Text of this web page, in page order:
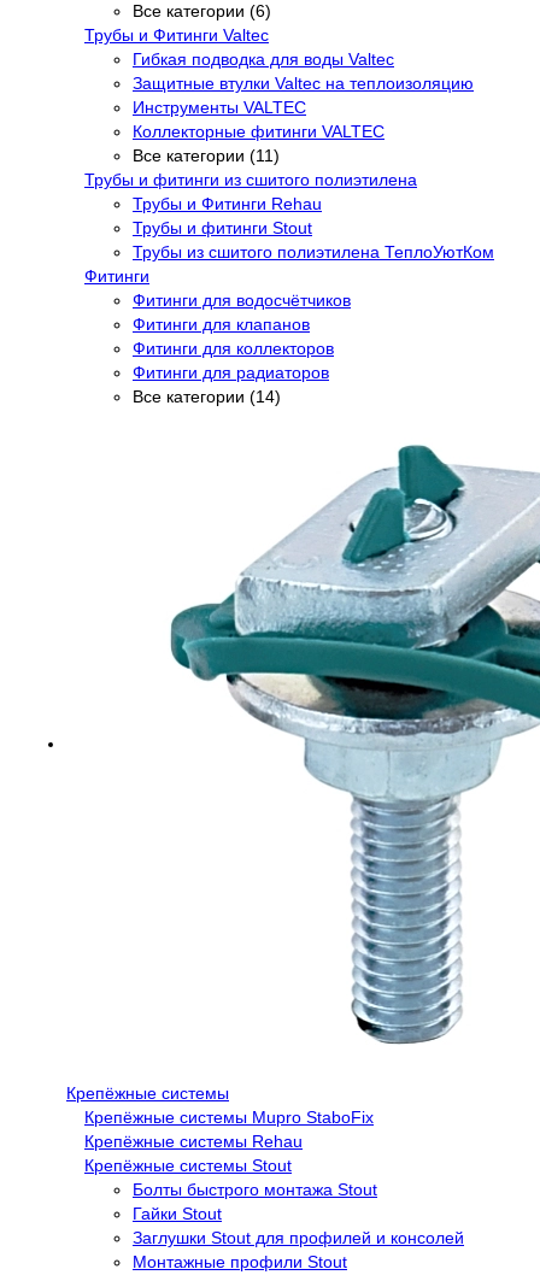
Все категории (6)
Трубы и Фитинги Valtec
Гибкая подводка для воды Valtec
Защитные втулки Valtec на теплоизоляцию
Инструменты VALTEC
Коллекторные фитинги VALTEC
Все категории (11)
Трубы и фитинги из сшитого полиэтилена
Трубы и Фитинги Rehau
Трубы и фитинги Stout
Трубы из сшитого полиэтилена ТеплоУютКом
Фитинги
Фитинги для водосчётчиков
Фитинги для клапанов
Фитинги для коллекторов
Фитинги для радиаторов
Все категории (14)
Крепёжные системы
Крепёжные системы Mupro StaboFix
Крепёжные системы Rehau
Крепёжные системы Stout
Болты быстрого монтажа Stout
Гайки Stout
Заглушки Stout для профилей и консолей
Монтажные профили Stout